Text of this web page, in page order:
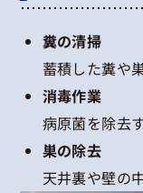
糞の清掃
蓄積した糞や
消毒作業
病原菌を除去
巣の除去
天井裏や壁の